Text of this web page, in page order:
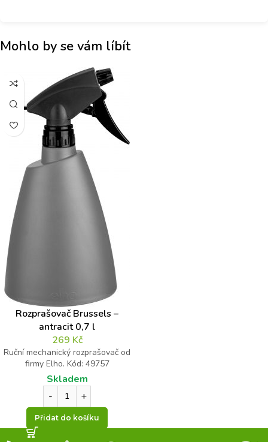
Mohlo by se vám líbít
Rozprašovač Brussels –
antracit 0,7 l
269 Kč
Ruční mechanický rozprašovač od
firmy Elho. Kód: 49757
Skladem
Přidat do košíku